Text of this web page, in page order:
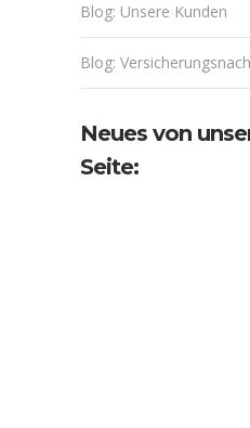
Blog: Unsere Kunden
Blog:
Neues von
Seite: